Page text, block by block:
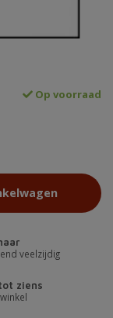
Op voorraad
veelzijdig
ziens